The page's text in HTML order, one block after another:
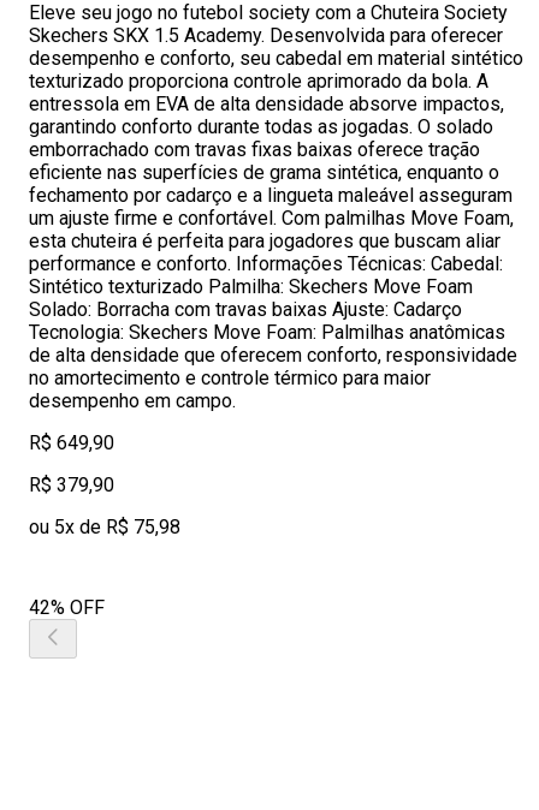
Eleve seu jogo no futebol society com a Chuteira Society
Skechers SKX 1.5 Academy. Desenvolvida para oferecer
desempenho e conforto, seu cabedal em material sintético
texturizado proporciona controle aprimorado da bola. A
entressola em EVA de alta densidade absorve impactos,
garantindo conforto durante todas as jogadas. O solado
emborrachado com travas fixas baixas oferece tração
eficiente nas superfícies de grama sintética, enquanto o
fechamento por cadarço e a lingueta maleável asseguram
um ajuste firme e confortável. Com palmilhas Move Foam,
esta chuteira é perfeita para jogadores que buscam aliar
performance e conforto. Informações Técnicas: Cabedal:
Sintético texturizado Palmilha: Skechers Move Foam
Solado: Borracha com travas baixas Ajuste: Cadarço
Tecnologia: Skechers Move Foam: Palmilhas anatômicas
de alta densidade que oferecem conforto, responsividade
no amortecimento e controle térmico para maior
desempenho em campo.
R$ 649,90
R$ 379,90
ou 5x de R$ 75,98
42% OFF